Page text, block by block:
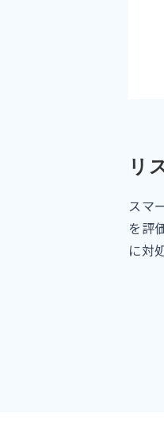
リ
スマ
を評
に対